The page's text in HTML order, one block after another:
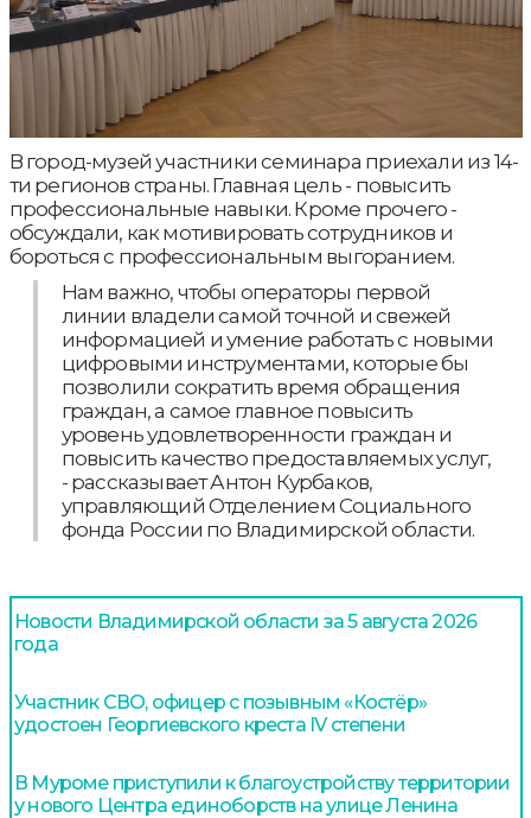
В город-музей участники семинара приехали из 14-
ти регионов страны. Главная цель - повысить
профессиональные навыки. Кроме прочего -
обсуждали, как мотивировать сотрудников и
бороться с профессиональным выгоранием.
Нам важно, чтобы операторы первой
линии владели самой точной и свежей
информацией и умение работать с новыми
цифровыми инструментами, которые бы
позволили сократить время обращения
граждан, а самое главное повысить
уровень удовлетворенности граждан и
повысить качество предоставляемых услуг,
- рассказывает Антон Курбаков,
управляющий Отделением Социального
фонда России по Владимирской области.
Новости Владимирской области за 5 августа 2026
года
Участник СВО, офицер с позывным «Костёр»
удостоен Георгиевского креста IV степени
В Муроме приступили к благоустройству территории
у нового Центра единоборств на улице Ленина